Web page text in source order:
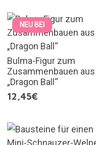
NEU BEI
Bulma-Figur zum
Zusammenbauen aus
„Dragon Ball“
12,45€